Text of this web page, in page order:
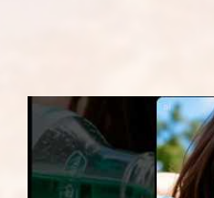
5段階評価をつけ
★
★★
★★★
★★★★
★★★★★